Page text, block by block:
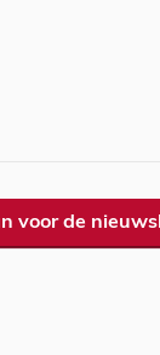
voor de